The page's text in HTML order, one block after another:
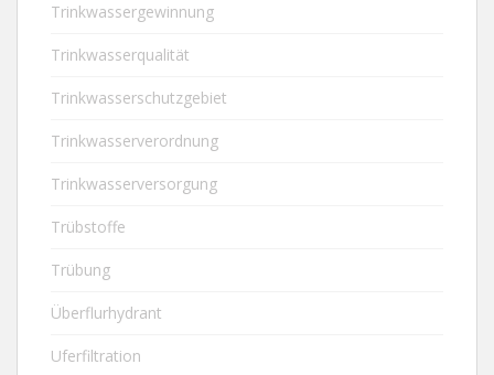
Trinkwassergewinnung
Trinkwasserqualität
Trinkwasserschutzgebiet
Trinkwasserverordnung
Trinkwasserversorgung
Trübstoffe
Trübung
Überflurhydrant
Uferfiltration